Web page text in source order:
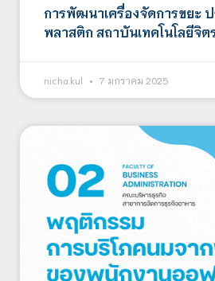
การพัฒนาเครื่องจัดการขยะ
พลาสติก สถาบันเทคโนโลยีจิต
nicha.kul 7 มกราคม 2025